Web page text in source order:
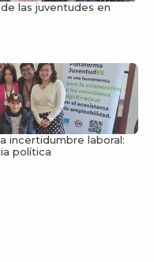
las juventudes en
incertidumbre laboral:
política